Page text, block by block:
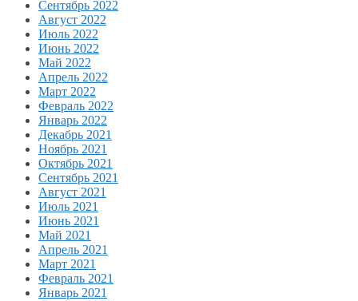
Сентябрь 2022
Август 2022
Июль 2022
Июнь 2022
Май 2022
Апрель 2022
Март 2022
Февраль 2022
Январь 2022
Декабрь 2021
Ноябрь 2021
Октябрь 2021
Сентябрь 2021
Август 2021
Июль 2021
Июнь 2021
Май 2021
Апрель 2021
Март 2021
Февраль 2021
Январь 2021